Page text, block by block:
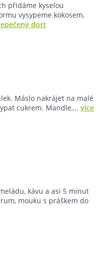
přidáme kyselou
vysypeme kokosem,
dort
Máslo nakrájet na malé
cukrem. Mandle,… více
kávu a asi 5 minut
mouku s práškem do